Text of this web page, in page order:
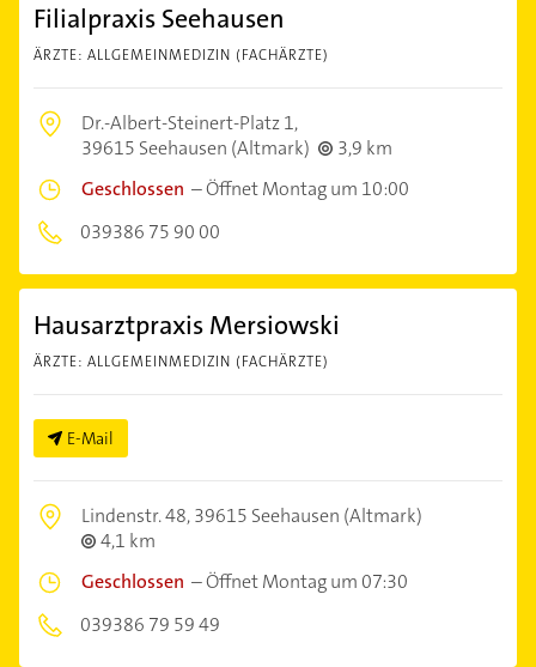
Filialpraxis Seehausen
ÄRZTE: ALLGEMEINMEDIZIN (FACHÄRZTE)
Dr.-Albert-Steinert-Platz 1,
39615 Seehausen (Altmark)
3,9 km
Geschlossen –Öffnet Montag um 10:00
039386 75 90 00
Hausarztpraxis Mersiowski
ÄRZTE: ALLGEMEINMEDIZIN (FACHÄRZTE)
E-Mail
Lindenstr. 48,39615 Seehausen (Altmark)
4,1 km
Geschlossen –Öffnet Montag um 07:30
039386 79 59 49